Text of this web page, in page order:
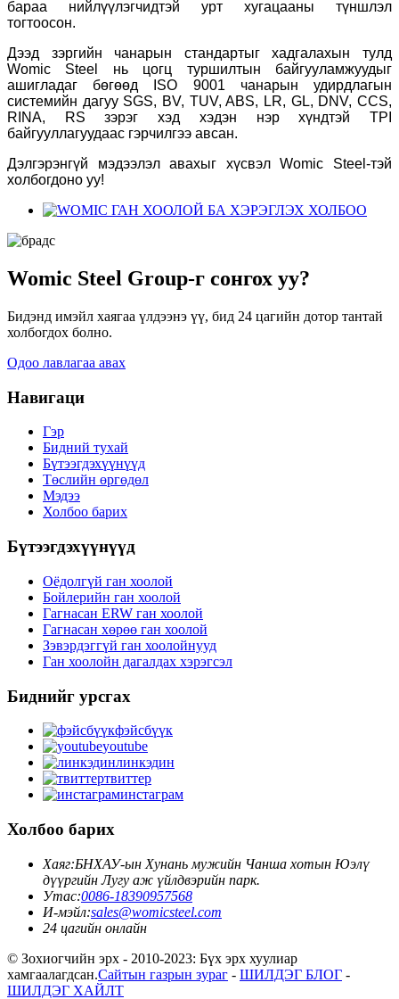
бараа нийлүүлэгчидтэй урт хугацааны түншлэл
тогтоосон.
Дээд зэргийн чанарын стандартыг хадгалахын тулд
Womic Steel нь цогц туршилтын байгууламжуудыг
ашигладаг бөгөөд ISO 9001 чанарын удирдлагын
системийн дагуу SGS, BV, TUV, ABS, LR, GL, DNV, CCS,
RINA, RS зэрэг хэд хэдэн нэр хүндтэй TPI
байгууллагуудаас гэрчилгээ авсан.
Дэлгэрэнгүй мэдээлэл авахыг хүсвэл Womic Steel-тэй
холбогдоно уу!
Womic Steel Group-г сонгох уу?
Бидэнд имэйл хаягаа үлдээнэ үү, бид 24 цагийн дотор тантай
холбогдох болно.
Одоо лавлагаа авах
Навигаци
Гэр
Бидний тухай
Бүтээгдэхүүнүүд
Төслийн өргөдөл
Мэдээ
Холбоо барих
Бүтээгдэхүүнүүд
Оёдолгүй ган хоолой
Бойлерийн ган хоолой
Гагнасан ERW ган хоолой
Гагнасан хөрөө ган хоолой
Зэвэрдэггүй ган хоолойнууд
Ган хоолойн дагалдах хэрэгсэл
Биднийг урсгах
фэйсбүүк
youtube
линкэдин
твиттер
инстаграм
Холбоо барих
Хаяг:БНХАУ-ын Хунань мужийн Чанша хотын Юэлү
дүүргийн Лугу аж үйлдвэрийн парк.
Утас:0086-18390957568
И-мэйл:sales@womicsteel.com
24 цагийн онлайн
© Зохиогчийн эрх - 2010-2023: Бүх эрх хуулиар
хамгаалагдсан.Сайтын газрын зураг - ШИЛДЭГ БЛОГ -
ШИЛДЭГ ХАЙЛТ